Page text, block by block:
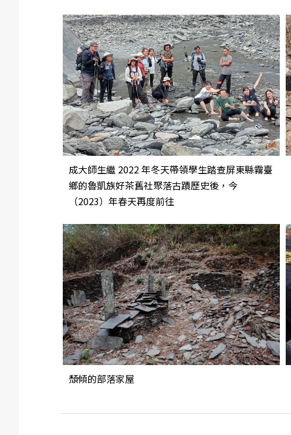
成大師生繼 2022 年冬天帶領學生踏查屏東縣霧臺
鄉的魯凱族好茶舊社聚落古蹟歷史後，今
（2023）年春天再度前往
頹傾的部落家屋